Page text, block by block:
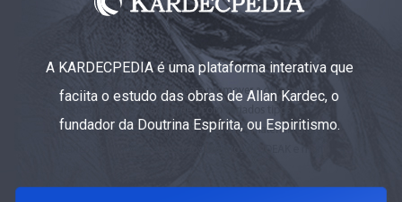
A KARDECPEDIA é uma plataforma interativa que
faciita o estudo das obras de Allan Kardec, o
fundador da Doutrina Espírita, ou Espiritismo.